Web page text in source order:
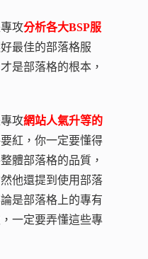
攻分析各大BSP服
最佳的部落格服
是部落格的根本，
攻網站人氣升等的
紅，你一定要懂得
體部落格的品質，
他還提到使用部落
是部落格上的專有
一定要弄懂這些專